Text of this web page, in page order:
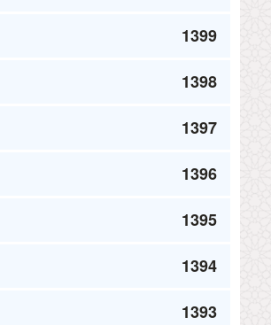
1399
1398
1397
1396
1395
1394
1393